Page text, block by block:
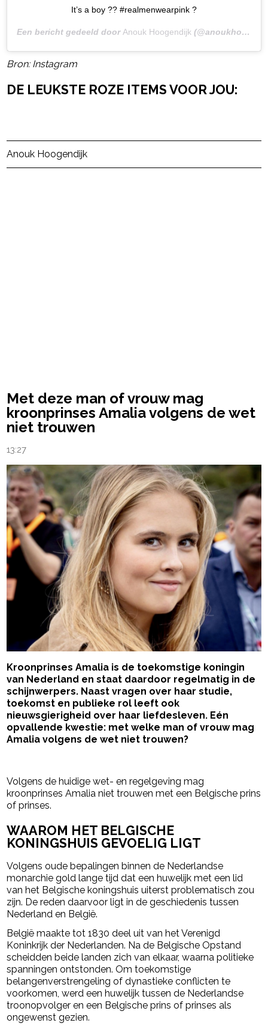
It’s a boy ?? #realmenwearpink ?
Een bericht gedeeld doorAnouk Hoogendijk (@anoukhoogendijk) op
Bron: Instagram
DE LEUKSTE ROZE ITEMS VOOR JOU:
Anouk Hoogendijk
Met deze man of vrouw mag
kroonprinses Amalia volgens de wet
niet trouwen
13:27
Kroonprinses Amalia is de toekomstige koningin
van Nederland en staat daardoor regelmatig in de
schijnwerpers. Naast vragen over haar studie,
toekomst en publieke rol leeft ook
nieuwsgierigheid over haar liefdesleven. Eén
opvallende kwestie: met welke man of vrouw mag
Amalia volgens de wet niet trouwen?
Volgens de huidige wet- en regelgeving mag
kroonprinses Amalia niet trouwen met een Belgische prins
of prinses.
WAAROM HET BELGISCHE
KONINGSHUIS GEVOELIG LIGT
Volgens oude bepalingen binnen de Nederlandse
monarchie gold lange tijd dat een huwelijk met een lid
van het Belgische koningshuis uiterst problematisch zou
zijn. De reden daarvoor ligt in de geschiedenis tussen
Nederland en België.
België maakte tot 1830 deel uit van het Verenigd
Koninkrijk der Nederlanden. Na de Belgische Opstand
scheidden beide landen zich van elkaar, waarna politieke
spanningen ontstonden. Om toekomstige
belangenverstrengeling of dynastieke conflicten te
voorkomen, werd een huwelijk tussen de Nederlandse
troonopvolger en een Belgische prins of prinses als
ongewenst gezien.